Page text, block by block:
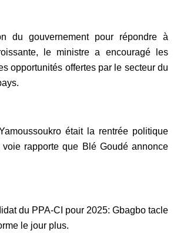
du gouvernement pour répondre à
le ministre a encouragé les
opportunités offertes par le secteur du
était la rentrée politique
rapporte que Blé Goudé annonce
du PPA-CI pour 2025: Gbagbo tacle
le jour plus.